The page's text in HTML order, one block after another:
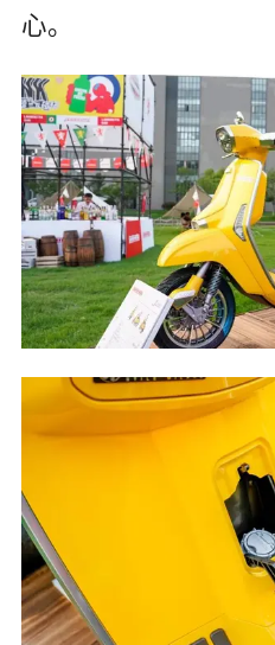
心。